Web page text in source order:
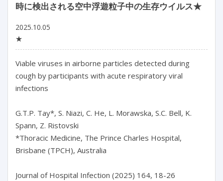
時に検出される空中浮遊粒子中の生存ウイルス★
2025.10.05
★
Viable viruses in airborne particles detected during
cough by participants with acute respiratory viral
infections
G.T.P. Tay*, S. Niazi, C. He, L. Morawska, S.C. Bell, K.
Spann, Z. Ristovski
*Thoracic Medicine, The Prince Charles Hospital,
Brisbane (TPCH), Australia